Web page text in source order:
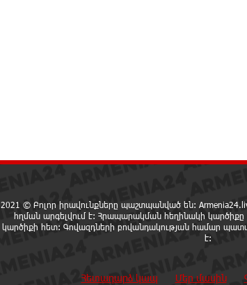
2021 © Բոլոր իրավունքները պաշտպանված են:
հղման արգելվում է: Հրապարակման հեղինակի կարծիքը
կարծիքի հետ: Գովազդների բովանդակության համար
է:
Հետադարձ կապ Մեր մասին